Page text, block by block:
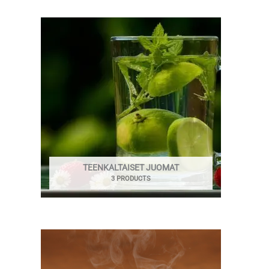
TEENKALTAISET JUOMAT
3 PRODUCTS